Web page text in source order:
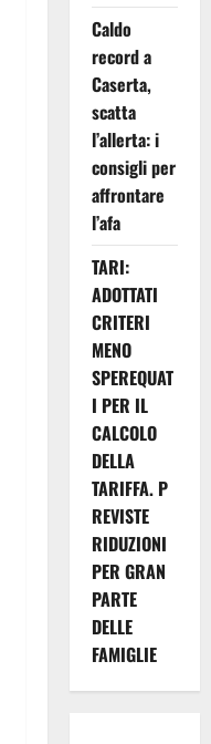
Caldo
record a
Caserta,
scatta
l’allerta: i
consigli per
affrontare
l’afa
TARI:
ADOTTATI
CRITERI
MENO
SPEREQUAT
I PER IL
CALCOLO
DELLA
TARIFFA. P
REVISTE
RIDUZIONI
PER GRAN
PARTE
DELLE
FAMIGLIE